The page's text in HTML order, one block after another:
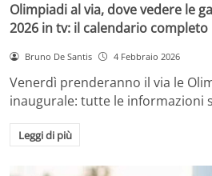
Olimpiadi al via, dove vedere le
2026 in tv: il calendario completo
Bruno De Santis 4 Febbraio 2026
Venerdì prenderanno il via le
inaugurale: tutte le informazioni
Leggi di più